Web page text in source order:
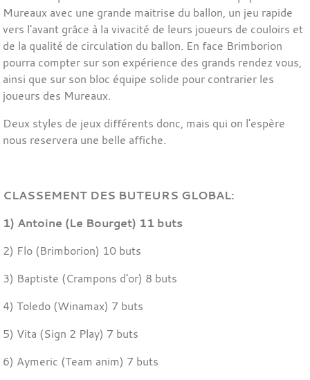
Mureaux avec une grande maitrise du ballon, un jeu rapide
vers l'avant grâce à la vivacité de leurs joueurs de couloirs et
de la qualité de circulation du ballon. En face Brimborion
pourra compter sur son expérience des grands rendez vous,
ainsi que sur son bloc équipe solide pour contrarier les
joueurs des Mureaux.
Deux styles de jeux différents donc, mais qui on l'espère
nous reservera une belle affiche.
CLASSEMENT DES BUTEURS GLOBAL:
1) Antoine (Le Bourget) 11 buts
2) Flo (Brimborion) 10 buts
3) Baptiste (Crampons d'or) 8 buts
4) Toledo (Winamax) 7 buts
5) Vita (Sign 2 Play) 7 buts
6) Aymeric (Team anim) 7 buts